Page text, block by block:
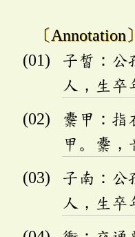
〔Annotation〕
子皙：公
人，生卒
櫜甲：指
甲。櫜，
子南：公
人，生卒